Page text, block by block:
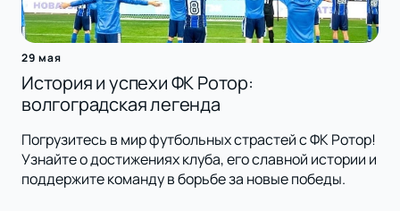
29 мая
История и успехи ФК Ротор:
волгоградская легенда
Погрузитесь в мир футбольных страстей с ФК Ротор!
Узнайте о достижениях клуба, его славной истории и
поддержите команду в борьбе за новые победы.